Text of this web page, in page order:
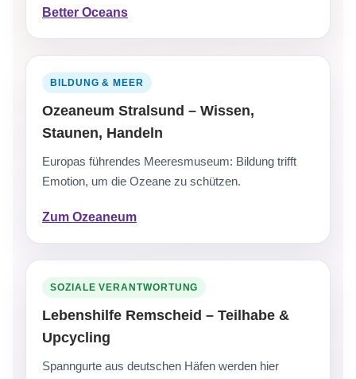
Better Oceans
BILDUNG & MEER
Ozeaneum Stralsund – Wissen,
Staunen, Handeln
Europas führendes Meeresmuseum: Bildung trifft
Emotion, um die Ozeane zu schützen.
Zum Ozeaneum
SOZIALE VERANTWORTUNG
Lebenshilfe Remscheid – Teilhabe &
Upcycling
Spanngurte aus deutschen Häfen werden hier